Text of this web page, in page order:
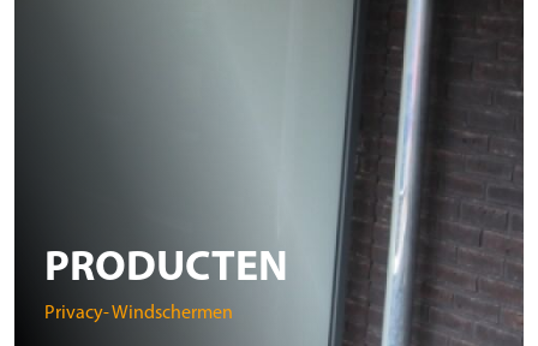
PRODUCTEN
Privacy- Windschermen